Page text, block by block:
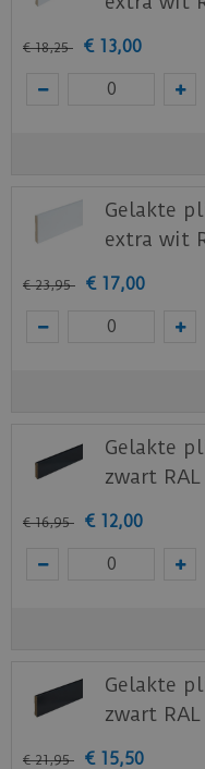
€ 18,25 € 13,00
Gelakte
extra wit
€ 23,95 € 17,00
Gelakte
zwart
€ 16,95 € 12,00
Gelakte
zwart
€ 21,95 € 15,50